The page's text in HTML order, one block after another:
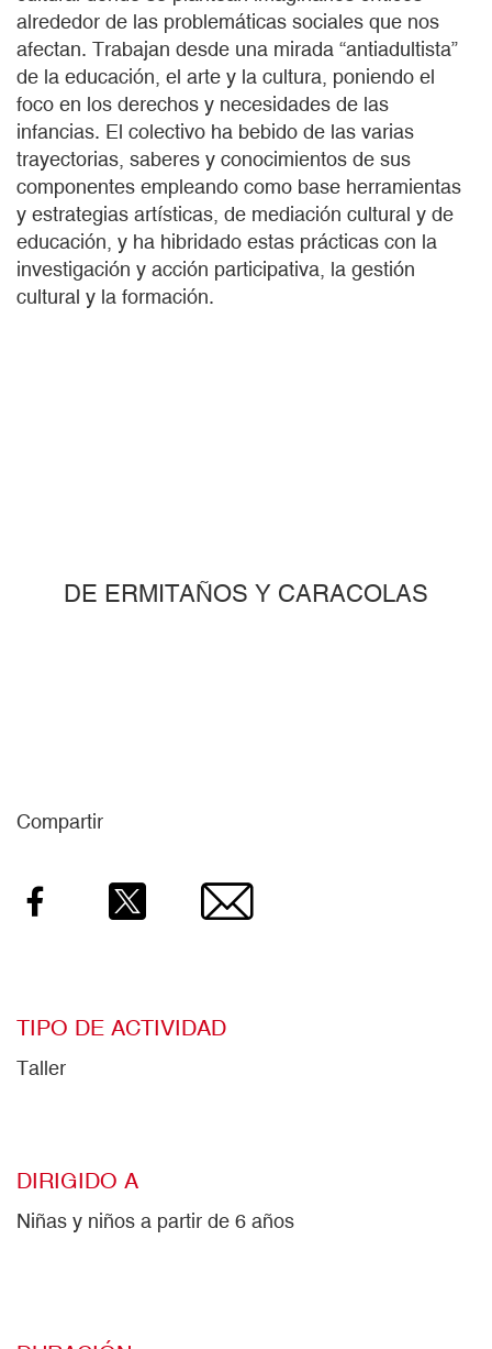
alrededor de las problemáticas sociales que nos
afectan. Trabajan desde una mirada “antiadultista”
de la educación, el arte y la cultura, poniendo el
foco en los derechos y necesidades de las
infancias. El colectivo ha bebido de las varias
trayectorias, saberes y conocimientos de sus
componentes empleando como base herramientas
y estrategias artísticas, de mediación cultural y de
educación, y ha hibridado estas prácticas con la
investigación y acción participativa, la gestión
cultural y la formación.
DE ERMITAÑOS Y CARACOLAS
Compartir
Facebook Email
TIPO DE ACTIVIDAD
Taller
DIRIGIDO A
Niñas y niños a partir de 6 años